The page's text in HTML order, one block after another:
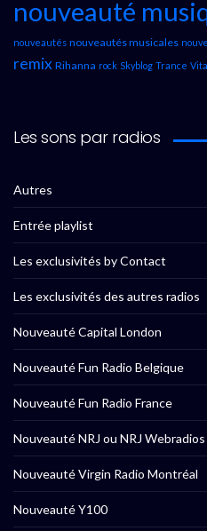
nouveauté
nouveautés nouveautés musicales
remix Rihanna rock Skyblog Trance
Les sons par radios
Autres
Entrée playlist
Les exclusivités by Contact
Les exclusivités des autres radios
Nouveauté Capital London
Nouveauté Fun Radio Belgique
Nouveauté Fun Radio France
Nouveauté NRJ ou NRJ Webradios
Nouveauté Virgin Radio Montréal
Nouveauté Y100